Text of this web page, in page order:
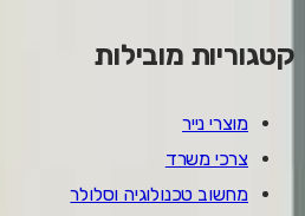
קטגוריות מובילות
מוצרי נייר
צרכי משרד
מחשוב טכנולוגיה וסלולר